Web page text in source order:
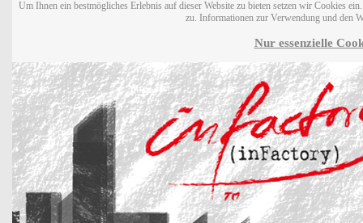
Um Ihnen ein bestmögliches Erlebnis auf dieser Website zu bieten setzen wir Cookies
zu. Informationen zur Verwendung und den
Nur essenzielle